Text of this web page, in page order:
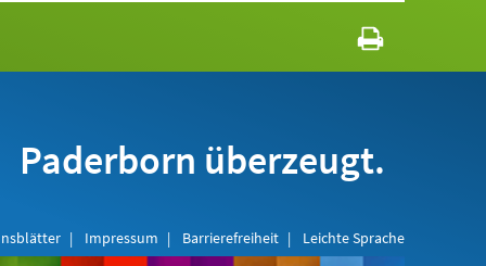
Paderborn überzeugt.
Impressum Barrierefreiheit Leichte Sprache